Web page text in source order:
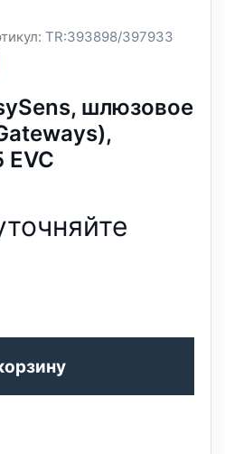
TR:393898/397933
шлюзовое
EVC